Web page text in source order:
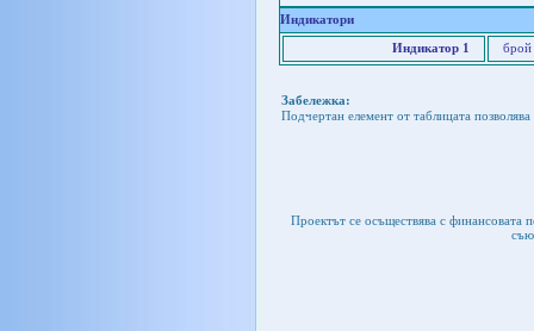
Индикатори
Индикатор 1 брой
Забележка:
Подчертан елемент от таблицата
Проектът се осъществява с финансовата